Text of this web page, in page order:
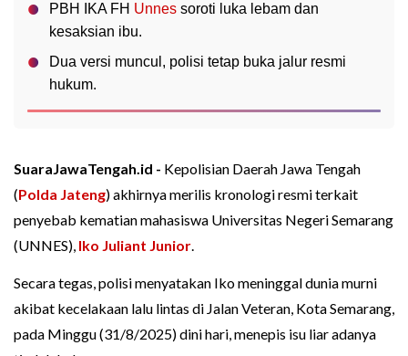
PBH IKA FH Unnes soroti luka lebam dan
kesaksian ibu.
Dua versi muncul, polisi tetap buka jalur resmi
hukum.
SuaraJawaTengah.id - Kepolisian Daerah Jawa Tengah
(Polda Jateng) akhirnya merilis kronologi resmi terkait
penyebab kematian mahasiswa Universitas Negeri Semarang
(UNNES), Iko Juliant Junior.
Secara tegas, polisi menyatakan Iko meninggal dunia murni
akibat kecelakaan lalu lintas di Jalan Veteran, Kota Semarang,
pada Minggu (31/8/2025) dini hari, menepis isu liar adanya